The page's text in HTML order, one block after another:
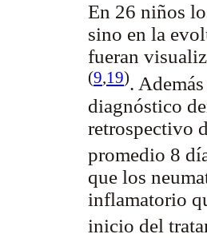
En 26 niños
sino en la
fueran
(9,19).
diagnóstico
retrospectivo
promedio 8
que los
inflamatorio
inicio del